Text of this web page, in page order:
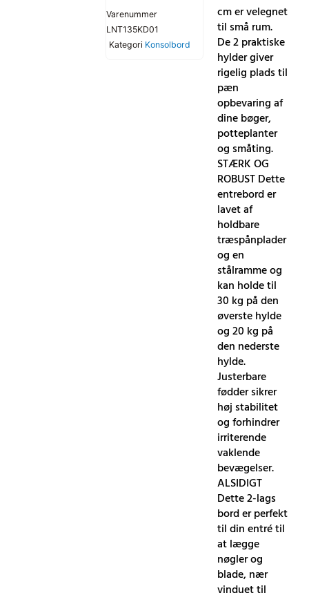
Varenummer
LNT135KD01
Kategori Konsolbord
cm er velegnet
til små rum.
De 2 praktiske
hylder giver
rigelig plads til
pæn
opbevaring af
dine bøger,
potteplanter
og småting.
STÆRK OG
ROBUST Dette
entrebord er
lavet af
holdbare
træspånplader
og en
stålramme og
kan holde til
30 kg på den
øverste hylde
og 20 kg på
den nederste
hylde.
Justerbare
fødder sikrer
høj stabilitet
og forhindrer
irriterende
vaklende
bevægelser.
ALSIDIGT
Dette 2-lags
bord er perfekt
til din entré til
at lægge
nøgler og
blade, nær